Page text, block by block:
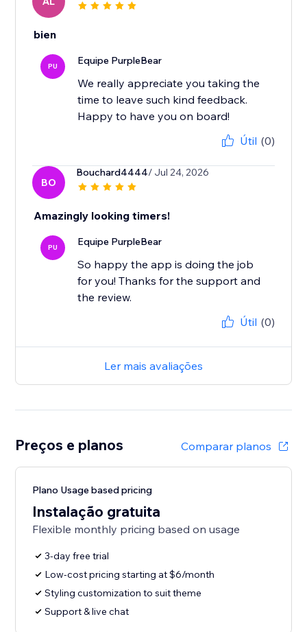
bien
PU Equipe PurpleBear
We really appreciate you taking the
time to leave such kind feedback.
Happy to have you on board!
Útil (0)
BO
Bouchard4444/ Jul 24, 2026
Amazingly looking timers!
PU Equipe PurpleBear
So happy the app is doing the job
for you! Thanks for the support and
the review.
Útil (0)
Ler mais avaliações
Preços e planos Comparar planos
Plano Usage based pricing
Instalação gratuita
Flexible monthly pricing based on usage
3-day free trial
Low-cost pricing starting at $6/month
Styling customization to suit theme
Support & live chat